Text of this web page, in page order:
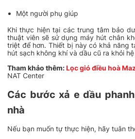
Một người phụ giúp
Khi thực hiện tại các trung tâm bảo
thuật viên sẽ sử dụng máy hút chân
triệt để hơn. Thiết bị này có khả năng
hút sạch không khí và dầu cũ ra khỏi
Tham khảo thêm:Lọc gió điều hoà
NAT Center
Các bước xả e dầu
nhà
Nếu bạn muốn tự thực hiện, hãy tuân